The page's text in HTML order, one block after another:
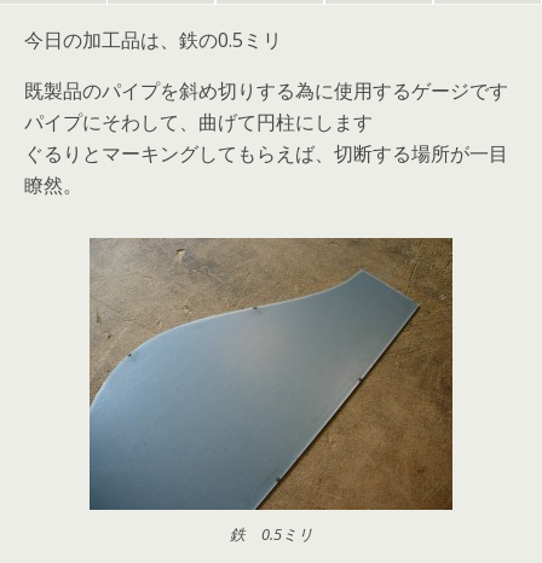
今日の加工品は、鉄の0.5ミリ
既製品のパイプを斜め切りする為に使用するゲージです
パイプにそわして、曲げて円柱にします
ぐるりとマーキングしてもらえば、切断する場所が一目
瞭然。
鉄 0.5ミリ